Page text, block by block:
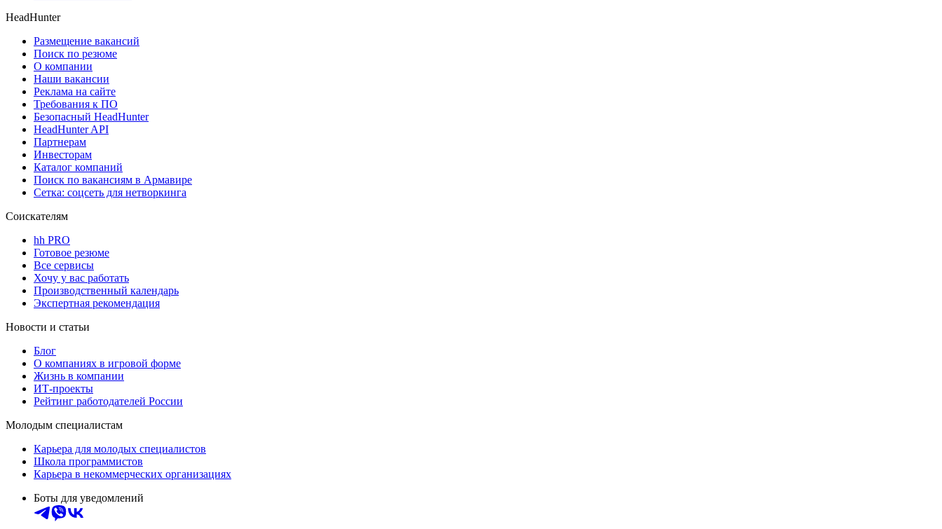
HeadHunter
Размещение вакансий
Поиск по резюме
О компании
Наши вакансии
Реклама на сайте
Требования к ПО
Безопасный HeadHunter
HeadHunter API
Партнерам
Инвесторам
Каталог компаний
Поиск по вакансиям в Армавире
Сетка: соцсеть для нетворкинга
Соискателям
hh PRO
Готовое резюме
Все сервисы
Хочу у вас работать
Производственный календарь
Экспертная рекомендация
Новости и статьи
Блог
О компаниях в игровой форме
Жизнь в компании
ИТ-проекты
Рейтинг работодателей России
Молодым специалистам
Карьера для молодых специалистов
Школа программистов
Карьера в некоммерческих организациях
Боты для уведомлений